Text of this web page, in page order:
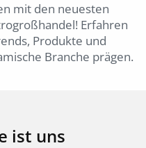
ist uns
mit den neuesten
Erfahren
Produkte und
Branche prägen.